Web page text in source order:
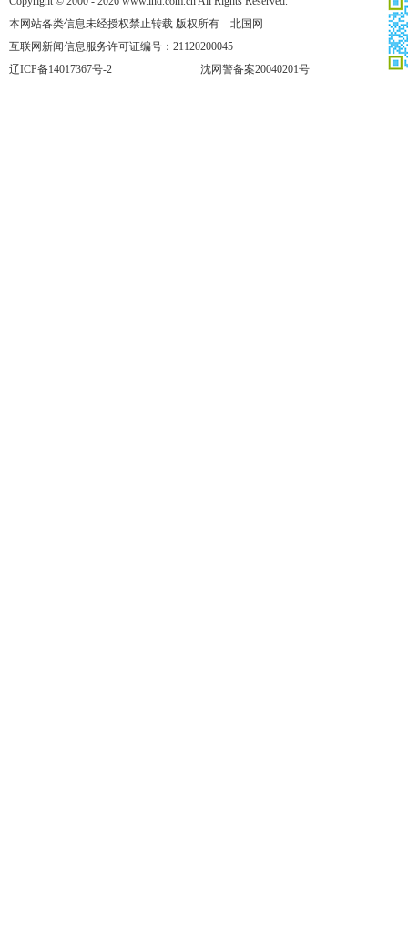
本网站各类信息未经授权禁止转载 版权所有 北国网
互联网新闻信息服务许可证编号：21120200045
辽ICP备14017367号-2
沈网警备案20040201号